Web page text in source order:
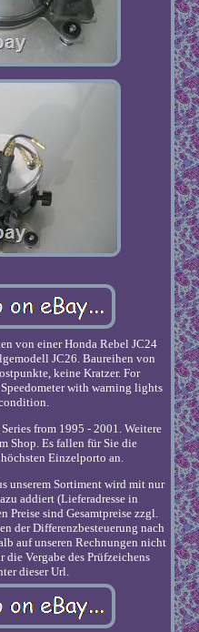
von einer Honda Rebel JC24
JC26. Baureihen von
keine Kratzer. For
with warning lights
from 1995 - 2001. Weitere
Shop. Es fallen für Sie die
Einzelporto an.
unserem Sortiment wird mit nur
addiert (Lieferadresse in
Preise sind Gesamtpreise zzgl.
der Differenzbesteuerung nach
auf unseren Rechnungen nicht
Vergabe des Prüfzeichens
dieser Url.